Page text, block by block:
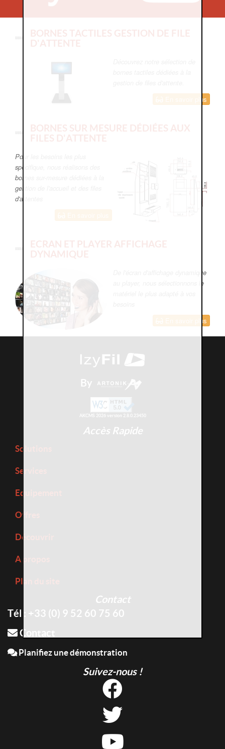
BORNES TACTILES GESTION DE FILE
D'ATTENTE
En savoir plus
BORNES SUR MESURE DÉDIÉES AUX
FILES D'ATTENTE
Pour les besoins les plus
spécifique, nous réalisons des
bornes sur-mesure dédiées à la
gestion de l'accueil et des files
d'attentes
ECRAN ET PLAYER AFFICHAGE
DYNAMIQUE
De l'écran d'affichage dynamique
au player, nous sélectionnons le
En savoir plus
By
AKCMS 2026 version 2.8.0.23450
Accès Rapide
Solutions
Services
Equipement
Offres
Découvrir
A propos
Plan du site
Contact
Tél : +33 (0) 9 52 60 75 60
Contact
Planifiez une démonstration
Suivez-nous !